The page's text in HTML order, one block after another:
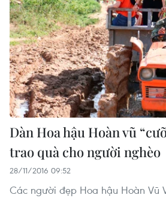
Dàn Hoa hậu Hoàn vũ
trao quà cho người nghèo
28/11/2016 09:52
Các người đẹp Hoa hậu Hoàn Vũ